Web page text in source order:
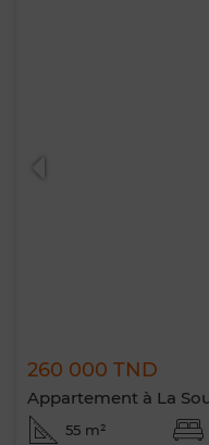
260 000 TND
Appartement à La
55 m²